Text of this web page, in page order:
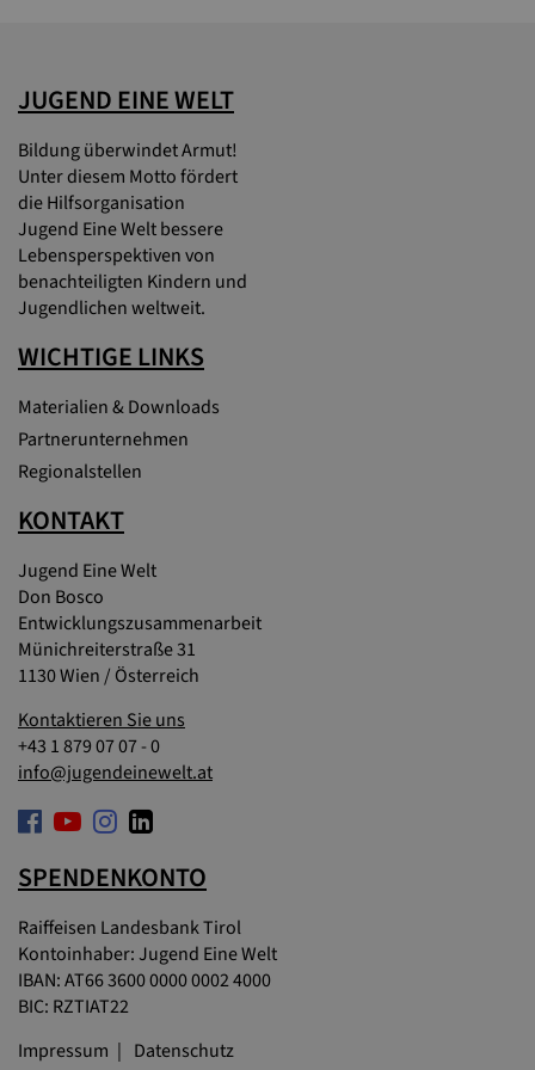
JUGEND EINE WELT
Bildung überwindet Armut!
Unter diesem Motto fördert
die Hilfsorganisation
Jugend Eine Welt bessere
Lebensperspektiven von
benachteiligten Kindern und
Jugendlichen weltweit.
WICHTIGE LINKS
Materialien & Downloads
Partnerunternehmen
Regionalstellen
KONTAKT
Jugend Eine Welt
Don Bosco
Entwicklungszusammenarbeit
Münichreiterstraße 31
1130 Wien / Österreich
Kontaktieren Sie uns
+43 1 879 07 07 - 0
info@jugendeinewelt.at
SPENDENKONTO
Raiffeisen Landesbank Tirol
Kontoinhaber: Jugend Eine Welt
IBAN: AT66 3600 0000 0002 4000
BIC: RZTIAT22
Impressum
Datenschutz